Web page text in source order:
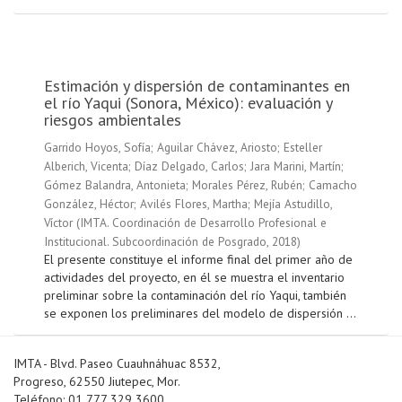
Estimación y dispersión de contaminantes en
el río Yaqui (Sonora, México): evaluación y
riesgos ambientales
Garrido Hoyos, Sofía; Aguilar Chávez, Ariosto; Esteller
Alberich, Vicenta; Díaz Delgado, Carlos; Jara Marini, Martín;
Gómez Balandra, Antonieta; Morales Pérez, Rubén; Camacho
González, Héctor; Avilés Flores, Martha; Mejía Astudillo,
Víctor (IMTA. Coordinación de Desarrollo Profesional e
Institucional. Subcoordinación de Posgrado, 2018)
El presente constituye el informe final del primer año de
actividades del proyecto, en él se muestra el inventario
preliminar sobre la contaminación del río Yaqui, también
se exponen los preliminares del modelo de dispersión ...
IMTA - Blvd. Paseo Cuauhnáhuac 8532,
Progreso, 62550 Jiutepec, Mor.